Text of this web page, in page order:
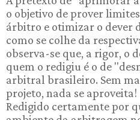
o objetivo de prover
árbitro e otimizar o dever
como se colhe da
observa-se que, a rigor, o
quem o redigiu é o de
arbitral brasileiro. Sem
projeto, nada se aproveita!
Redigido certamente por